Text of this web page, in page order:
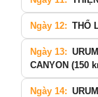
Ngày 12: THỔ
Ngày 13:
CANYON (150
Ngày 14: